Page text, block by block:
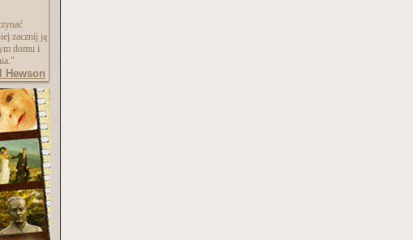
zacznij ją
domu i
Hewson